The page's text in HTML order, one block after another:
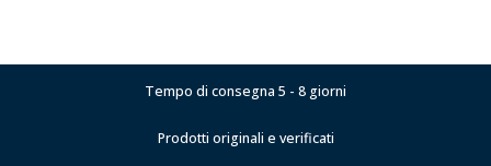
Tempo di consegna 5 - 8 giorni
Prodotti originali e verificati